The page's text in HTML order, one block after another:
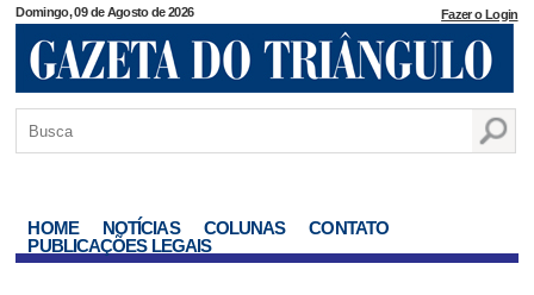
Domingo, 09 de Agosto de 2026 Fazer o Login
HOME NOTÍCIAS COLUNAS
CONTATO
PUBLICAÇÕES LEGAIS